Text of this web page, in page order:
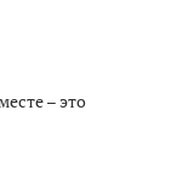
– это